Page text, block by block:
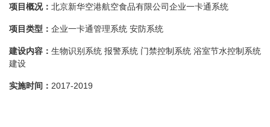
项目概况： 北京新华空港航空食品有限公司企业一卡通系统
项目类型： 企业一卡通管理系统 安防系统
建设内容： 生物识别系统 报警系统 门禁控制系统 浴室节水控制系统
建设
实施时间： 2017-2019